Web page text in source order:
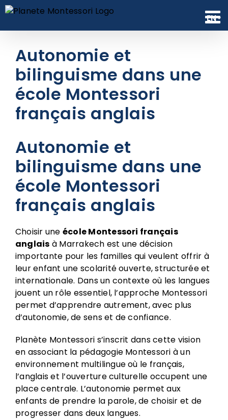
Skip
content
EN
Autonomie et
bilinguisme dans une
école Montessori
français anglais
Autonomie et
bilinguisme dans une
école Montessori
français anglais
Choisir une école Montessori français
anglais à Marrakech est une décision
importante pour les familles qui veulent offrir à
leur enfant une scolarité ouverte, structurée et
internationale. Dans un contexte où les langues
jouent un rôle essentiel, l’approche Montessori
permet d’apprendre autrement, avec plus
d’autonomie, de sens et de confiance.
Planète Montessori s’inscrit dans cette vision
en associant la pédagogie Montessori à un
environnement multilingue où le français,
l’anglais et l’ouverture culturelle occupent une
place centrale. L’autonomie permet aux
enfants de prendre la parole, de choisir et de
progresser dans deux langues.